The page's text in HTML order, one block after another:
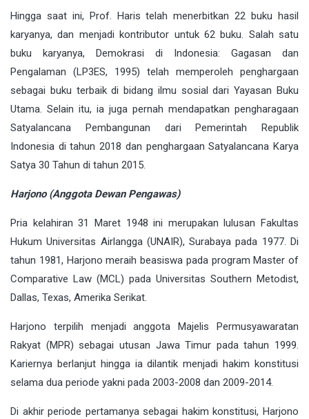
Hingga saat ini, Prof. Haris telah menerbitkan 22 buku hasil
karyanya, dan menjadi kontributor untuk 62 buku. Salah satu
buku karyanya, Demokrasi di Indonesia: Gagasan dan
Pengalaman (LP3ES, 1995) telah memperoleh penghargaan
sebagai buku terbaik di bidang ilmu sosial dari Yayasan Buku
Utama. Selain itu, ia juga pernah mendapatkan pengharagaan
Satyalancana Pembangunan dari Pemerintah Republik
Indonesia di tahun 2018 dan penghargaan Satyalancana Karya
Satya 30 Tahun di tahun 2015.
Harjono (Anggota Dewan Pengawas)
Pria kelahiran 31 Maret 1948 ini merupakan lulusan Fakultas
Hukum Universitas Airlangga (UNAIR), Surabaya pada 1977. Di
tahun 1981, Harjono meraih beasiswa pada program Master of
Comparative Law (MCL) pada Universitas Southern Metodist,
Dallas, Texas, Amerika Serikat.
Harjono terpilih menjadi anggota Majelis Permusyawaratan
Rakyat (MPR) sebagai utusan Jawa Timur pada tahun 1999.
Kariernya berlanjut hingga ia dilantik menjadi hakim konstitusi
selama dua periode yakni pada 2003-2008 dan 2009-2014.
Di akhir periode pertamanya sebagai hakim konstitusi, Harjono